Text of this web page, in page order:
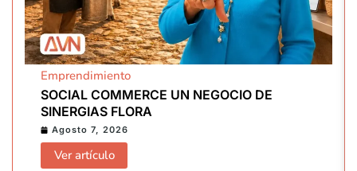
Emprendimiento
SOCIAL COMMERCE UN NEGOCIO DE
SINERGIAS FLORA
Agosto 7, 2026
Ver artículo